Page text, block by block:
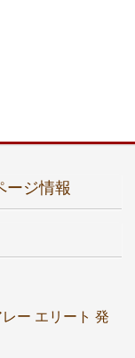
ージ情報
ー エリート 発